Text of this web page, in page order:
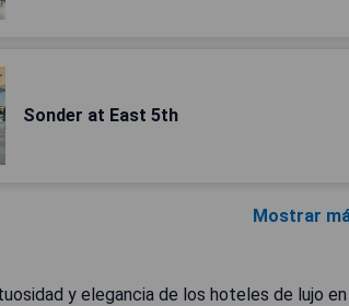
Sonder at East 5th
Mostrar
y elegancia de los hoteles de lujo